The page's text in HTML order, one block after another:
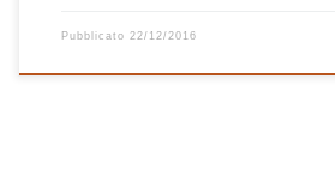
Pubblicato 22/12/2016